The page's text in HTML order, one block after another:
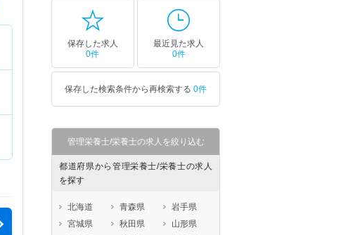
保存した求人
0件
最近見た求人
0件
保存した検索条件から再検索する 0件
管理栄養士/栄養士の求人を絞り込む
都道府県から管理栄養士/栄養士の求人
を探す
北海道 青森県
岩手県
宮城県
秋田県
山形県